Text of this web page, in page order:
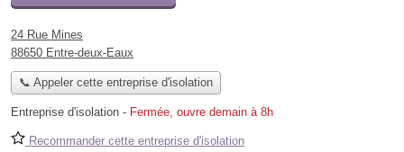
24 Rue Mines
88650 Entre-deux-Eaux
📞 Appeler cette entreprise d'isolation
Entreprise d'isolation - Fermée, ouvre demain à 8h
Recommander cette entreprise d'isolation